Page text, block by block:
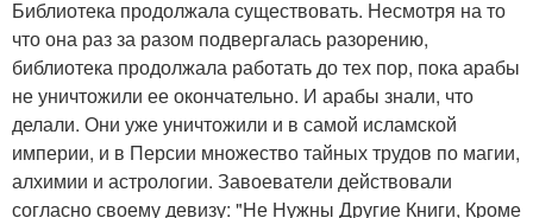
Библиотека продолжала существовать. Несмотря на то
что она раз за разом подвергалась разорению,
библиотека продолжала работать до тех пор, пока арабы
не уничтожили ее окончательно. И арабы знали, что
делали. Они уже уничтожили и в самой исламской
империи, и в Персии множество тайных трудов по магии,
алхимии и астрологии. Завоеватели действовали
согласно своему девизу: "Не Нужны Другие Книги, Кроме